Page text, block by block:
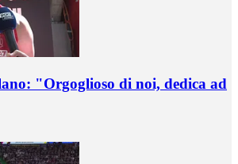
"Orgoglioso di noi, dedica ad